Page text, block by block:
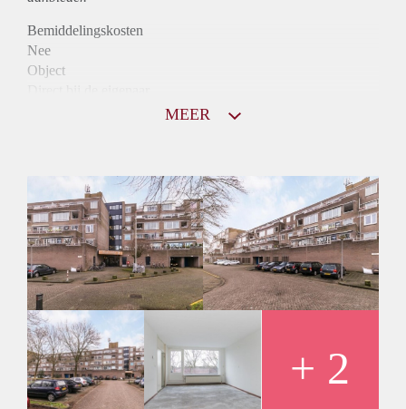
Bemiddelingskosten
Nee
Object
Huurtoeslag
Niet mogelijk
Inkomen eis
2,7 X Maandhuur Bruto
Huurtermijn
Onbepaalde termijn
Oplevering
Kaal
MEER
+ 2